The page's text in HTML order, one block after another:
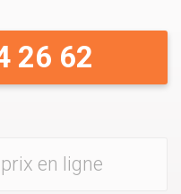
26 62
en ligne